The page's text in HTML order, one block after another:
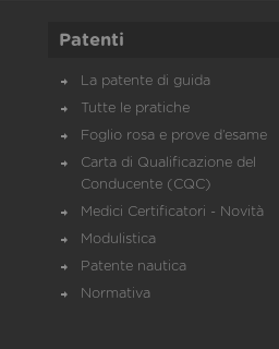
Patenti
La patente di guida
Tutte le pratiche
Foglio rosa e prove d’esame
Carta di Qualificazione del
Conducente (CQC)
Medici Certificatori - Novità
Modulistica
Patente nautica
Normativa